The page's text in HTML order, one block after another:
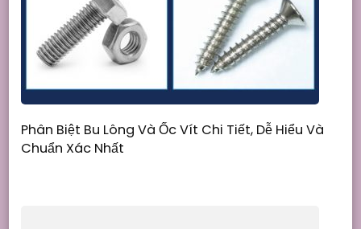
Phân Biệt Bu Lông Và Ốc Vít Chi Tiết, Dễ Hiểu Và
Chuẩn Xác Nhất